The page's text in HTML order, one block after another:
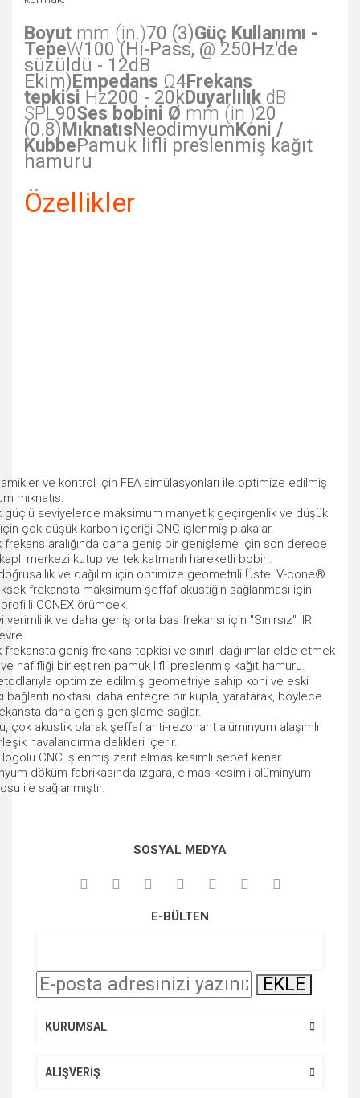
Boyut mm (in.)70 (3)Güç Kullanımı -
TepeW100 (Hi-Pass, @ 250Hz'de
süzüldü - 12dB
Ekim) Empedans Ω4Frekans
tepkisi Hz200 - 20kDuyarlılık dB
SPL90Ses bobini Ø mm (in.)20
(0.8) MıknatısNeodimyum Koni /
KubbePamuk lifli preslenmiş kağıt
hamuru
Özellikler
ve kontrol için FEA simülasyonları ile optimize edilmiş
mıknatıs.
güçlü seviyelerde maksimum manyetik geçirgenlik ve düşük
çok düşük karbon içeriği CNC işlenmiş plakalar.
frekans aralığında daha geniş bir genişleme için son derece
merkezi kutup ve tek katmanlı hareketli bobin.
ve dağılım için optimize geometrili Üstel V-cone®.
frekansta maksimum şeffaf akustiğin sağlanması için
CONEX örümcek.
verimlilik ve daha geniş orta bas frekansı için "Sınırsız" IIR
frekansta geniş frekans tepkisi ve sınırlı dağılımlar elde etmek
hafifliği birleştiren pamuk lifli preslenmiş kağıt hamuru.
optimize edilmiş geometriye sahip koni ve eski
bağlantı noktası, daha entegre bir kuplaj yaratarak, böylece
daha geniş genişleme sağlar.
çok akustik olarak şeffaf anti-rezonant alüminyum alaşımlı
havalandırma delikleri içerir.
CNC işlenmiş zarif elmas kesimli sepet kenar.
döküm fabrikasında ızgara, elmas kesimli alüminyum
ile sağlanmıştır.
Bu ürünün fiyat bilgisi, resim, ürün açıklamalarında ve diğer
kullanarak tarafımıza iletebilirsiniz.
Ürün bilgilerinde hatalar bulunuyor.
SOSYAL MEDYA
E-BÜLTEN
EKLE
KURUMSAL
ALIŞVERİŞ